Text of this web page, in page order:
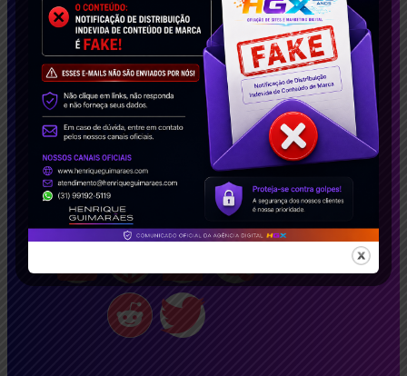
caso gratuito e descubra como podemos
transformar seu negócio!
Conecte-se Conosco!